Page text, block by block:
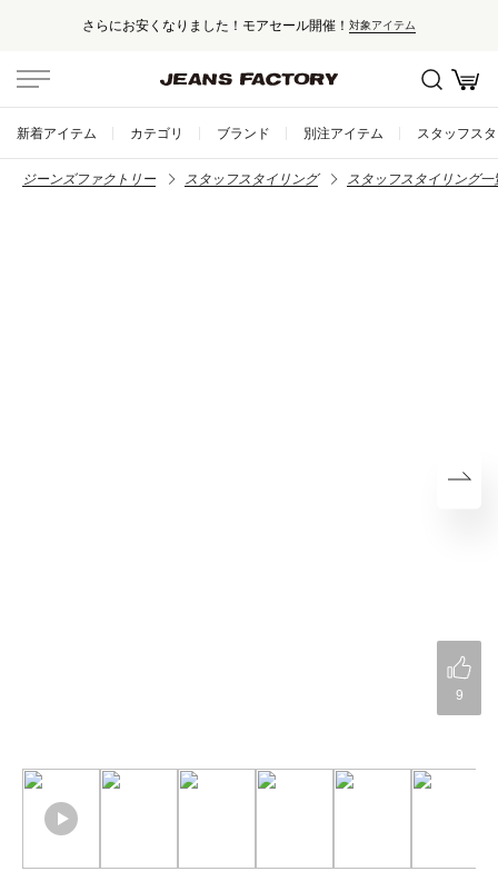
さらにお安くなりました！モアセール開催！ 対象アイテム
新着アイテム カテゴリ ブランド 別注アイテム スタッフス
ジーンズファクトリー スタッフスタイリング スタッフスタイリング一
9